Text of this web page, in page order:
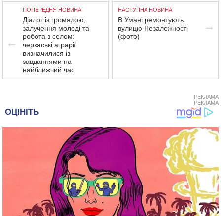
ПОПЕРЕДНЯ НОВИНА
Діалог із громадою,
залучення молоді та
робота з селом:
черкаські аграрії
визначилися із
завданнями на
найближчий час
НАСТУПНА НОВИНА
В Умані ремонтують
вулицю Незалежності
(фото)
РЕКЛАМА
РЕКЛАМА